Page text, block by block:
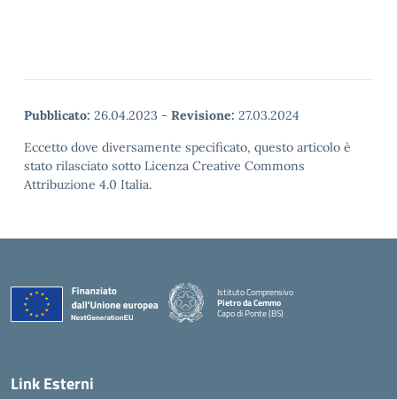
Pubblicato: 26.04.2023 - Revisione: 27.03.2024
Eccetto dove diversamente specificato, questo articolo è
stato rilasciato sotto Licenza Creative Commons
Attribuzione 4.0 Italia.
Istituto Comprensivo
Pietro da Cemmo
Capo di Ponte (BS)
— Visita la pagina iniziale della scuola
Link Esterni